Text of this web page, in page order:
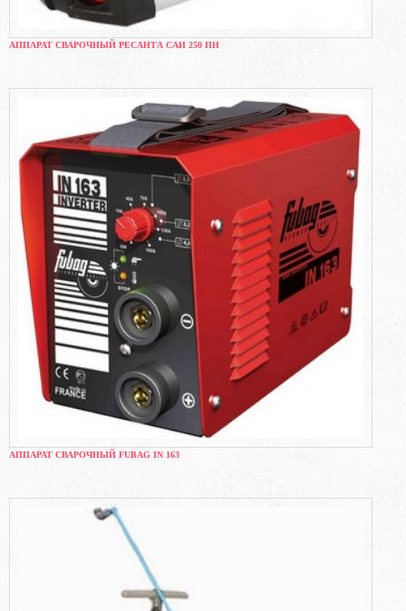
АППАРАТ СВАРОЧНЫЙ РЕСАНТА САИ 250 ПН
АППАРАТ СВАРОЧНЫЙ FUBAG IN 163